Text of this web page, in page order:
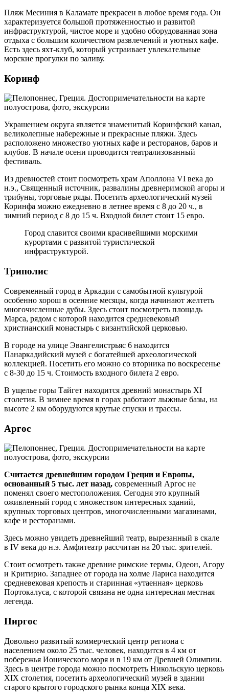
Пляж Месиния в Каламате прекрасен в любое время года. Он
характеризуется большой протяженностью и развитой
инфраструктурой, чистое море и удобно оборудованная зона
отдыха с большим количеством развлечений и уютных кафе.
Есть здесь яхт-клуб, который устраивает увлекательные
морские прогулки по заливу.
Коринф
Украшением округа является знаменитый Коринфский канал,
великолепные набережные и прекрасные пляжи. Здесь
расположено множество уютных кафе и ресторанов, баров и
клубов. В начале осени проводится театрализованный
фестиваль.
Из древностей стоит посмотреть храм Аполлона VI века до
н.э., Священный источник, развалины древнеримской агоры и
трибуны, торговые ряды. Посетить археологический музей
Коринфа можно ежедневно в летнее время с 8 до 20 ч., в
зимний период с 8 до 15 ч. Входной билет стоит 15 евро.
Город славится своими красивейшими морскими
курортами с развитой туристической
инфраструктурой.
Триполис
Современный город в Аркадии с самобытной культурой
особенно хорош в осенние месяцы, когда начинают желтеть
многочисленные дубы. Здесь стоит посмотреть площадь
Марса, рядом с которой находится средневековый
христианский монастырь с византийской церковью.
В городе на улице Эвангелистрьяс 6 находится
Панаркадийский музей с богатейшей археологической
коллекцией. Посетить его можно со вторника по воскресенье
с 8-30 до 15 ч. Стоимость входного билета 2 евро.
В ущелье горы Тайгет находится древний монастырь XI
столетия. В зимнее время в горах работают лыжные базы, на
высоте 2 км оборудуются крутые спуски и трассы.
Аргос
Считается древнейшим городом Греции и Европы,
основанный 5 тыс. лет назад, современный Аргос не
поменял своего местоположения. Сегодня это крупный
оживленный город с множеством интересных зданий,
крупных торговых центров, многочисленными магазинами,
кафе и ресторанами.
Здесь можно увидеть древнейший театр, вырезанный в скале
в IV века до н.э. Амфитеатр рассчитан на 20 тыс. зрителей.
Стоит осмотреть также древние римские термы, Одеон, Агору
и Критирио. Западнее от города на холме Лариса находится
средневековая крепость и старинная «утаенная» церковь
Портокалуса, с которой связана не одна интересная местная
легенда.
Пиргос
Довольно развитый коммерческий центр региона с
населением около 25 тыс. человек, находится в 4 км от
побережья Ионического моря и в 19 км от Древней Олимпии.
Здесь в центре города можно посмотреть Никольскую церковь
XIX столетия, посетить археологический музей в здании
старого крытого городского рынка конца XIX века.